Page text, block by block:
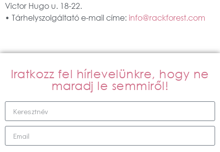
Victor Hugo u. 18-22.
• Tárhelyszolgáltató e-mail címe: info@rackforest.com
Iratkozz fel hírlevelünkre, hogy ne
maradj le semmiről!